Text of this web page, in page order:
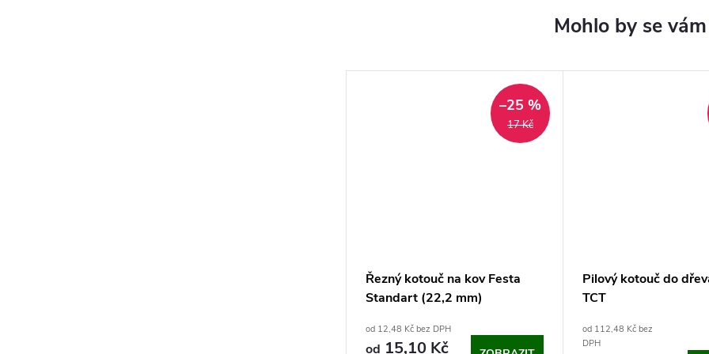
17 Kč
–25 %
Řezný kotouč na kov Festa
Standart (22,2 mm)
od 12,48 Kč bez DPH
od 15,10 Kč
Pilový kotouč do
TCT
od 112,48 Kč bez
DPH